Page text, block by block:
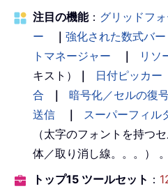
注目の機能： グリッドフ
ー
｜ 強化された数式バー
トマネージャー
｜ リソ
キスト）
｜ 日付ピッカー
合
｜ 暗号化／セルの復
送信
｜ スーパーフィル
（太字のフォントを持つ
体／取り消し線。。。） 。
トップ15 ツールセット ：